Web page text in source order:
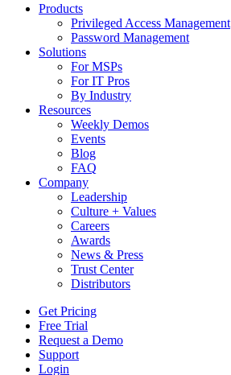
Products
Privileged Access Management
Password Management
Solutions
For MSPs
For IT Pros
By Industry
Resources
Weekly Demos
Events
Blog
FAQ
Company
Leadership
Culture + Values
Careers
Awards
News & Press
Trust Center
Distributors
Get Pricing
Free Trial
Request a Demo
Support
Login